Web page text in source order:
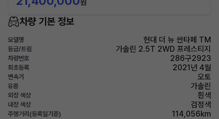
원
차량 기본 정보
모델명 현대 더 뉴 싼타페 TM
등급/트림 가솔린 2.5T 2WD 프레스티지
차량번호 286구2923
최초등록 2021년 4월
변속기 오토
유종 가솔린
외장 색상 흰색
내장 색상 검정색
주행거리(등록일기준) 114,056km